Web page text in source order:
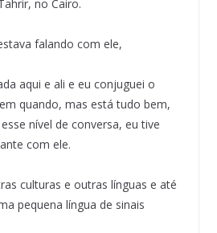
no Cairo.
falando com ele,
aqui e ali e eu conjuguei o
quando, mas está tudo bem,
nível de conversa, eu tive
com ele.
culturas e outras línguas e até
pequena língua de sinais